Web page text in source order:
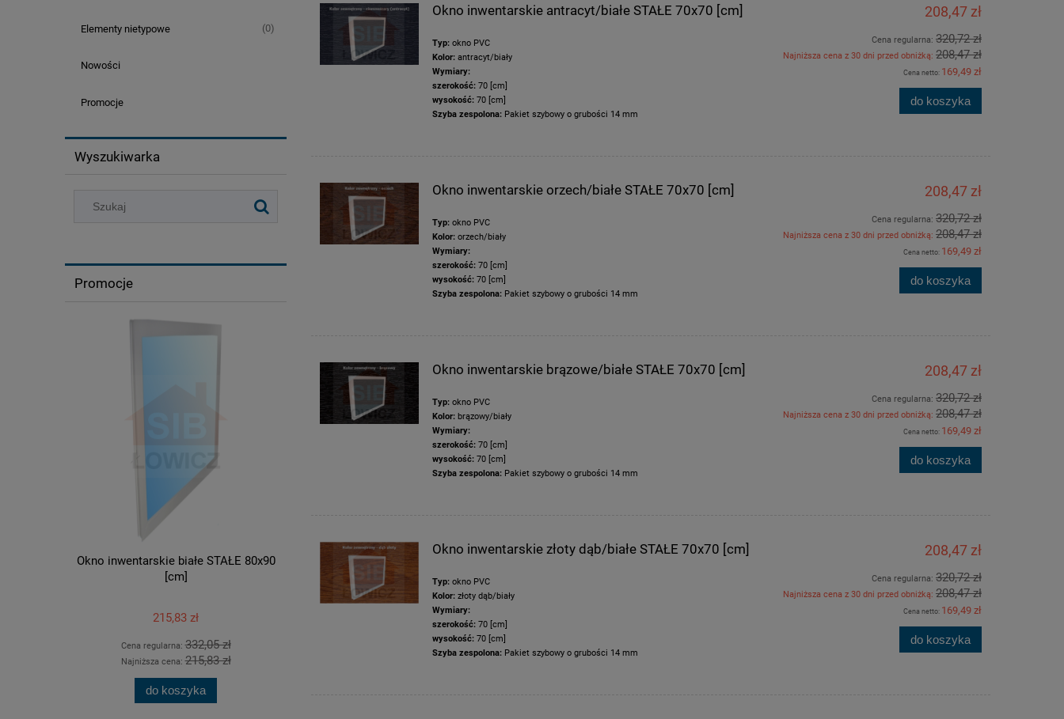
Elementy nietypowe (0)
Nowości
Promocje
Wyszukiwarka
Promocje
Okno inwentarskie białe STAŁE 80x90
[cm]
215,83 zł
Cena regularna:332,05 zł
Najniższa cena:215,83 zł
do koszyka
Okno inwentarskie białe STAŁE 110x50
[cm]
279,74 zł
181,83 zł
Okno inwentarskie białe UCHYLNE
240,94 zł
UCHYLNE 120x80 [cm]
Okno inwentarskie antracyt/białe STAŁE 70x70 [cm]
Typ: okno PVC
Kolor: antracyt/biały
Wymiary:
szerokość: 70 [cm]
wysokość: 70 [cm]
Szyba zespolona: Pakiet szybowy o grubości 14 mm
208,47 zł
Cena regularna: 320,72 zł
Najniższa cena z 30 dni przed obniżką: 208,47 zł
Cena netto: 169,49 zł
do koszyka
Okno inwentarskie orzech/białe STAŁE 70x70 [cm]
Typ: okno PVC
Kolor: orzech/biały
Wymiary:
szerokość: 70 [cm]
wysokość: 70 [cm]
Szyba zespolona: Pakiet szybowy o grubości 14 mm
208,47 zł
Cena regularna: 320,72 zł
Najniższa cena z 30 dni przed obniżką: 208,47 zł
Cena netto: 169,49 zł
do koszyka
Okno inwentarskie brązowe/białe STAŁE 70x70 [cm]
Typ: okno PVC
Kolor: brązowy/biały
Wymiary:
szerokość: 70 [cm]
wysokość: 70 [cm]
Szyba zespolona: Pakiet szybowy o grubości 14 mm
208,47 zł
Cena regularna: 320,72 zł
Najniższa cena z 30 dni przed obniżką: 208,47 zł
Cena netto: 169,49 zł
do koszyka
Okno inwentarskie złoty dąb/białe STAŁE 70x70 [cm]
Typ: okno PVC
Kolor: złoty dąb/biały
Wymiary:
szerokość: 70 [cm]
wysokość: 70 [cm]
Szyba zespolona: Pakiet szybowy o grubości 14 mm
208,47 zł
Cena regularna: 320,72 zł
Najniższa cena z 30 dni przed obniżką: 208,47 zł
Cena netto: 169,49 zł
do koszyka